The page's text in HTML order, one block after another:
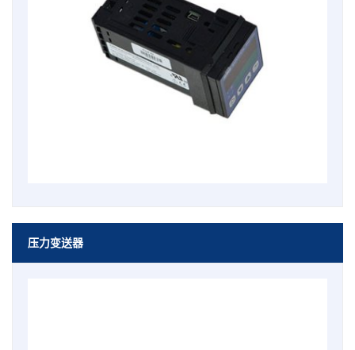
压力变送器